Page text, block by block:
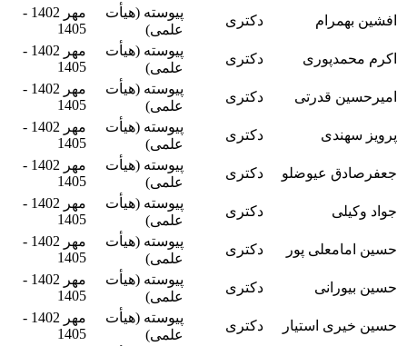
افشین بهمرام
دکتری
پیوسته (هیأت
علمی)
مهر 1402 -
1405
اکرم محمدپوری
دکتری
پیوسته (هیأت
علمی)
مهر 1402 -
1405
امیرحسین قدرتی
دکتری
پیوسته (هیأت
علمی)
مهر 1402 -
1405
پرویز سهندی
دکتری
پیوسته (هیأت
علمی)
مهر 1402 -
1405
جعفرصادق عیوضلو
دکتری
پیوسته (هیأت
علمی)
مهر 1402 -
1405
جواد وکیلی
دکتری
پیوسته (هیأت
علمی)
مهر 1402 -
1405
حسین امامعلی پور
دکتری
پیوسته (هیأت
علمی)
مهر 1402 -
1405
حسین بیورانی
دکتری
پیوسته (هیأت
علمی)
مهر 1402 -
1405
حسین خیری استیار
دکتری
پیوسته (هیأت
علمی)
مهر 1402 -
1405